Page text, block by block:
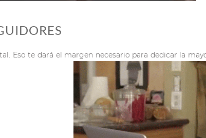
Eso te dará el margen necesario para dedicar la